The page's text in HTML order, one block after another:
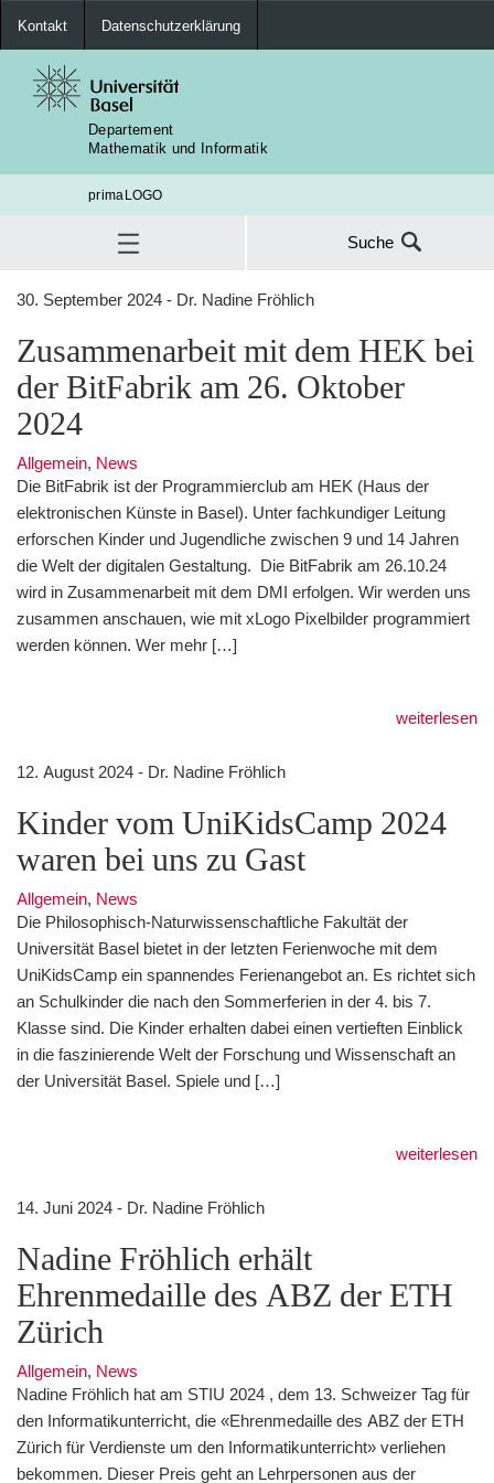
Kontakt Datenschutzerklärung
Departement
Mathematik und Informatik
primaLOGO
Suche
nach:
Allgemein
30. September 2024 - Dr. Nadine Fröhlich
Zusammenarbeit mit dem HEK bei
der BitFabrik am 26. Oktober
2024
Allgemein, News
Die BitFabrik ist der Programmierclub am HEK (Haus der
elektronischen Künste in Basel). Unter fachkundiger Leitung
erforschen Kinder und Jugendliche zwischen 9 und 14 Jahren
die Welt der digitalen Gestaltung. Die BitFabrik am 26.10.24
wird in Zusammenarbeit mit dem DMI erfolgen. Wir werden uns
zusammen anschauen, wie mit xLogo Pixelbilder programmiert
werden können. Wer mehr […]
weiterlesen
12. August 2024 - Dr. Nadine Fröhlich
Kinder vom UniKidsCamp 2024
waren bei uns zu Gast
Allgemein, News
Die Philosophisch-Naturwissenschaftliche Fakultät der
Universität Basel bietet in der letzten Ferienwoche mit dem
UniKidsCamp ein spannendes Ferienangebot an. Es richtet sich
an Schulkinder die nach den Sommerferien in der 4. bis 7.
Klasse sind. Die Kinder erhalten dabei einen vertieften Einblick
in die faszinierende Welt der Forschung und Wissenschaft an
der Universität Basel. Spiele und […]
weiterlesen
14. Juni 2024 - Dr. Nadine Fröhlich
Nadine Fröhlich erhält
Ehrenmedaille des ABZ der ETH
Zürich
Allgemein, News
Nadine Fröhlich hat am STIU 2024 , dem 13. Schweizer Tag für
den Informatikunterricht, die «Ehrenmedaille des ABZ der ETH
Zürich für Verdienste um den Informatikunterricht» verliehen
bekommen. Dieser Preis geht an Lehrpersonen aus der